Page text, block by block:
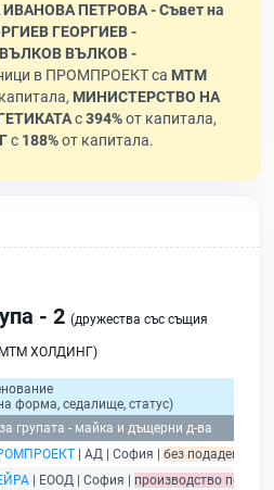
ПЕТРОВА - Съвет на
ГЕОРГИЕВ -
ВЪЛКОВ -
в ПРОМПРОЕКТ са МТМ
МИНИСТЕРСТВО НА
с394%от капитала,
с 188%от капитала.
- 2 (дружества със същия
МТМ ХОЛДИНГ)
форма, седалище, статус)
групата - майка и дъщерни д-ва
| АД | София | без подаден
| ЕООД | София | производство по